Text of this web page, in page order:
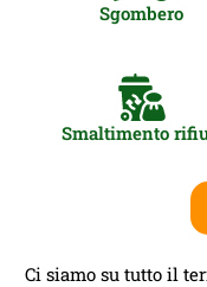
Sgombero
Smaltimento
Ci siamo su tutto il